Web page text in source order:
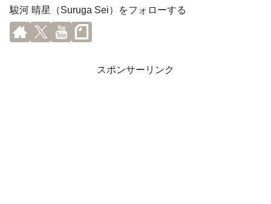
駿河 晴星（Suruga Sei）をフォローする
スポンサーリンク